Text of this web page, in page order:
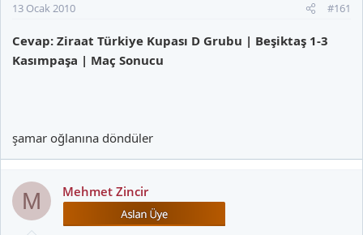
t
n
h
i
13 Ocak 2010 #161
Cevap: Ziraat Türkiye Kupası D Grubu | Beşiktaş 1-3
Kasımpaşa | Maç Sonucu
şamar oğlanına döndüler
M Mehmet Zincir